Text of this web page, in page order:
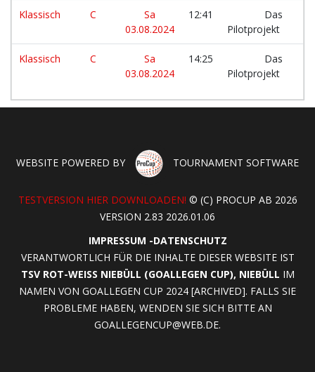
Klassisch C
Sa
03.08.2024
12:41
Das
Pilotprojekt
Klassisch C
Sa
03.08.2024
14:25
Das
Pilotprojekt
WEBSITE POWERED BY TOURNAMENT SOFTWARE
TESTVERSION HIER DOWNLOADEN! © (C) PROCUP AB 2026
VERSION 2.83 2026.01.06
IMPRESSUM -DATENSCHUTZ
VERANTWORTLICH FÜR DIE INHALTE DIESER WEBSITE IST
TSV ROT-WEISS NIEBÜLL (GOALLEGEN CUP), NIEBÜLL
IM
NAMEN VON GOALLEGEN CUP 2024 [ARCHIVED]. FALLS SIE
PROBLEME HABEN, WENDEN SIE SICH BITTE AN
GOALLEGENCUP@WEB.DE.